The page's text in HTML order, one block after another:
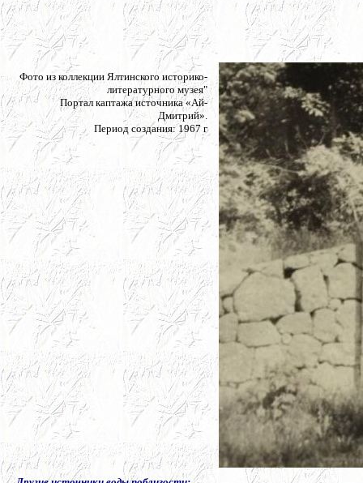
Фото из коллекции Ялтинского историко-
литературного музея"
Портал каптажа источника «Ай-
Дмитрий».
Период создания: 1967 г